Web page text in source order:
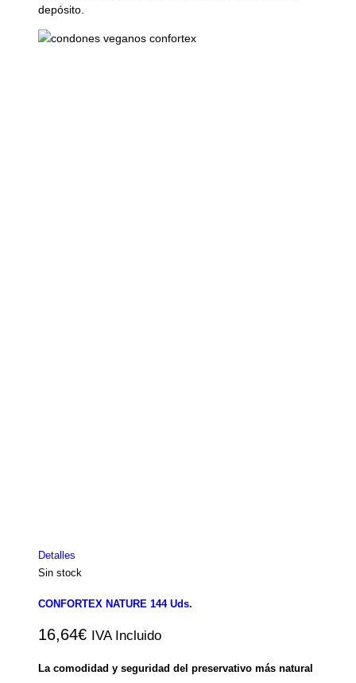
depósito.
Detalles
Sin stock
CONFORTEX NATURE 144 Uds.
16,64€ IVA Incluido
La comodidad y seguridad del preservativo más natural